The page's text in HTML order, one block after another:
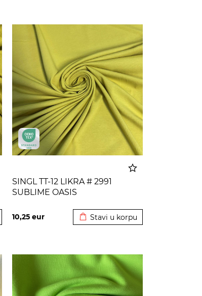
SINGL TT-12 LIKRA # 2991
SUBLIME OASIS
10,25eur Stavi u korpu